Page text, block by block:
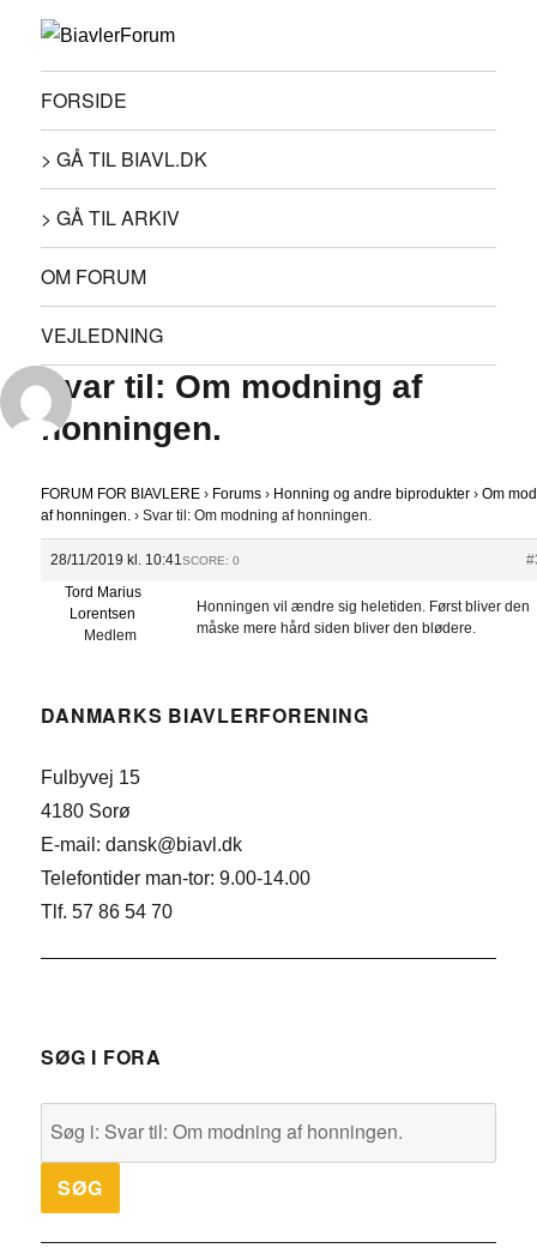
FORSIDE
> GÅ TIL BIAVL.DK
> GÅ TIL ARKIV
OM FORUM
VEJLEDNING
Svar til: Om modning af
honningen.
FORUM FOR BIAVLERE › Forums › Honning og andre biprodukter › Om
af honningen. › Svar til: Om modning af honningen.
28/11/2019 kl. 10:41SCORE: 0
Tord Marius
Lorentsen
Medlem
Honningen vil ændre sig heletiden. Først bliver den
måske mere hård siden bliver den blødere.
DANMARKS BIAVLERFORENING
Fulbyvej 15
4180 Sorø
E-mail: dansk@biavl.dk
Telefontider man-tor: 9.00-14.00
Tlf. 57 86 54 70
SØG I FORA